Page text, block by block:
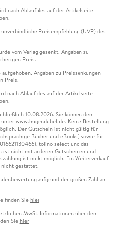
nach Ablauf des auf der Artikelseite
Preisempfehlung (UVP) des
vom Verlag gesenkt. Angaben zu
Preis.
Angaben zu Preissenkungen
Preis.
nach Ablauf des auf der Artikelseite
10.08.2026. Sie können den
www.hugendubel.de. Keine Bestellung
Der Gutschein ist nicht gültig für
Bücher und eBooks) sowie für
tolino select und das
ist nicht mit anderen Gutscheinen und
ist nicht möglich. Ein Weiterverkauf
nicht gestattet.
aufgrund der großen Zahl an
finden Sie hier
MwSt. Informationen über den
Sie hier